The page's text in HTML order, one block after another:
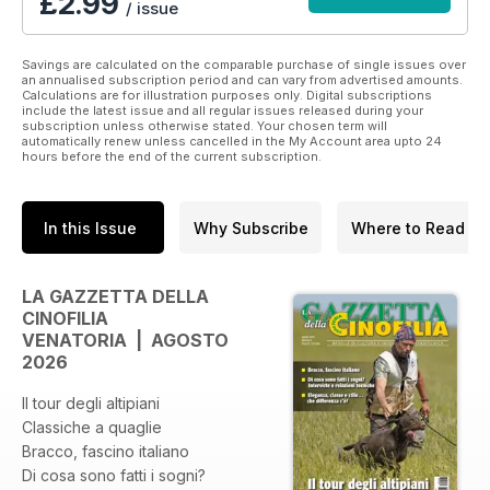
/ issue
Savings are calculated on the comparable purchase of single issues over
an annualised subscription period and can vary from advertised amounts.
Calculations are for illustration purposes only. Digital subscriptions
include the latest issue and all regular issues released during your
subscription unless otherwise stated. Your chosen term will
automatically renew unless cancelled in the My Account area upto 24
hours before the end of the current subscription.
In this Issue Why Subscribe Where to Read
LA GAZZETTA DELLA
CINOFILIA
VENATORIA | AGOSTO
2026
Il tour degli altipiani
Classiche a quaglie
Bracco, fascino italiano
Di cosa sono fatti i sogni?